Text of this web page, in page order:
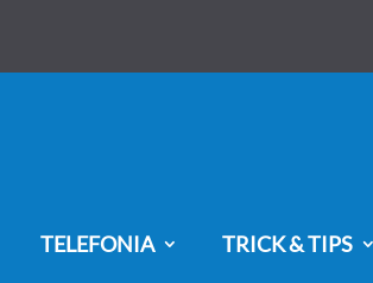
TELEFONIA TRICK & TIPS